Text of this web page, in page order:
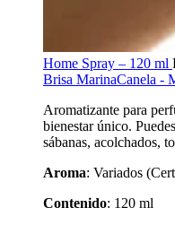
Home Spray – 120 ml
Brisa MarinaCanela -
Aromatizante para
bienestar único.
sábanas, acolchados,
Aroma: Variados
Contenido: 120 ml